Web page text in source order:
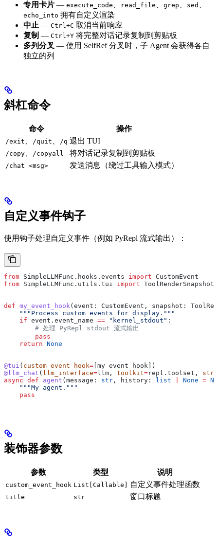
专用卡片 — execute_code read_file grep sed
echo_into 拥有自定义渲染
中止 — Ctrl+C 取消当前响应
复制 — Ctrl+Y 将完整对话记录复制到剪贴板
多列分叉 — 使用 SelfRef 分叉时，子 Agent 会获得各自
独立的列
斜杠命令
命令 操作
/exit /quit /q 退出 TUI
/copy /copyall 将对话记录复制到剪贴板
/chat <msg> 发送消息（绕过工具输入模式）
自定义事件钩子
使用钩子处理自定义事件（例如 PyRepl 流式输出）：
from SimpleLLMFunc.hooks.events import CustomEvent
from SimpleLLMFunc.utils.tui import ToolRenderSnapshot
def my_event_hook( event : CustomEvent, snapshot :
    """Process custom events for display."""
    if
event.event_name == "kernel_stdout" :
        # 处理 PyRepl stdout 流式输出
        pass
    return
None
@tui ( custom_event_hook= [my_event_hook])
@llm_chat ( llm_interface=llm, toolkit=repl.toolset,
async def agent ( message : str , history : list None =
    """My agent."""
    pass
装饰器参数
参数 类型 说明
custom_event_hook List[Callable] 自定义事件处理函数
title str 窗口标题